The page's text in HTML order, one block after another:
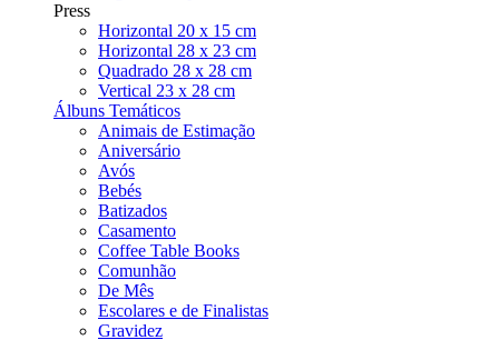
Press
Horizontal 20 x 15 cm
Horizontal 28 x 23 cm
Quadrado 28 x 28 cm
Vertical 23 x 28 cm
Álbuns Temáticos
Animais de Estimação
Aniversário
Avós
Bebés
Batizados
Casamento
Coffee Table Books
Comunhão
De Mês
Escolares e de Finalistas
Gravidez